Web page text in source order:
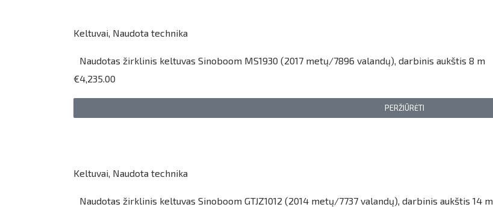
Keltuvai Naudota technika
Naudotas žirklinis keltuvas Sinoboom MS1930 (2017 metų/7896 valandų), darbinis aukštis 8 m
€4,235.00
PERŽIŪRĖTI
Keltuvai Naudota technika
Naudotas žirklinis keltuvas Sinoboom GTJZ1012 (2014 metų/7737 valandų), darbinis aukštis 14 m